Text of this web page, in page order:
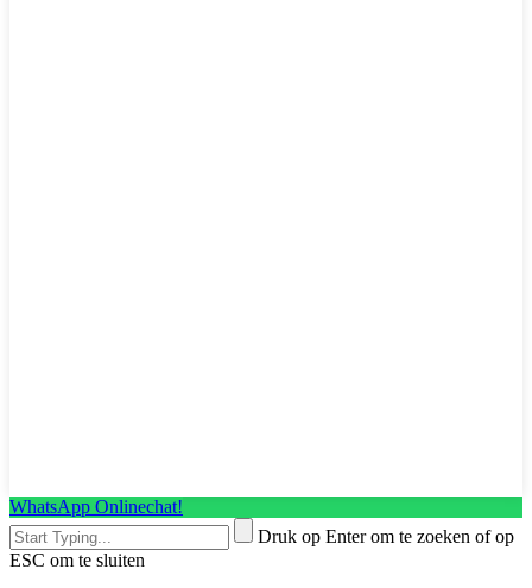
WhatsApp Onlinechat!
Druk op Enter om te zoeken of op
ESC om te sluiten